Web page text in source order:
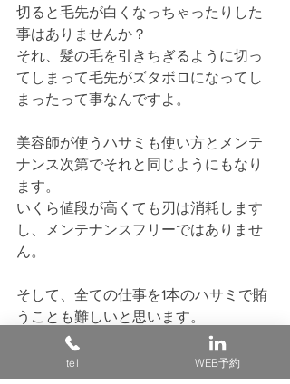
切ると毛先が白くなっちゃったりした
事はありませんか？
それ、髪の毛を引きちぎるように切っ
てしまって毛先がズタボロになってし
まったって事なんですよ。
美容師が使うハサミも使い方とメンテ
ナンス次第でそれと同じようにもなり
ます。
いくら値段が高くても刃は消耗します
し、メンテナンスフリーではありませ
ん。
そして、全ての仕事を1本のハサミで賄
うことも難しいと思います。
例えば料理をする時の包丁でも三徳包
丁、牛刀、刺身包丁、菜切り包丁、出
tel WEB予約